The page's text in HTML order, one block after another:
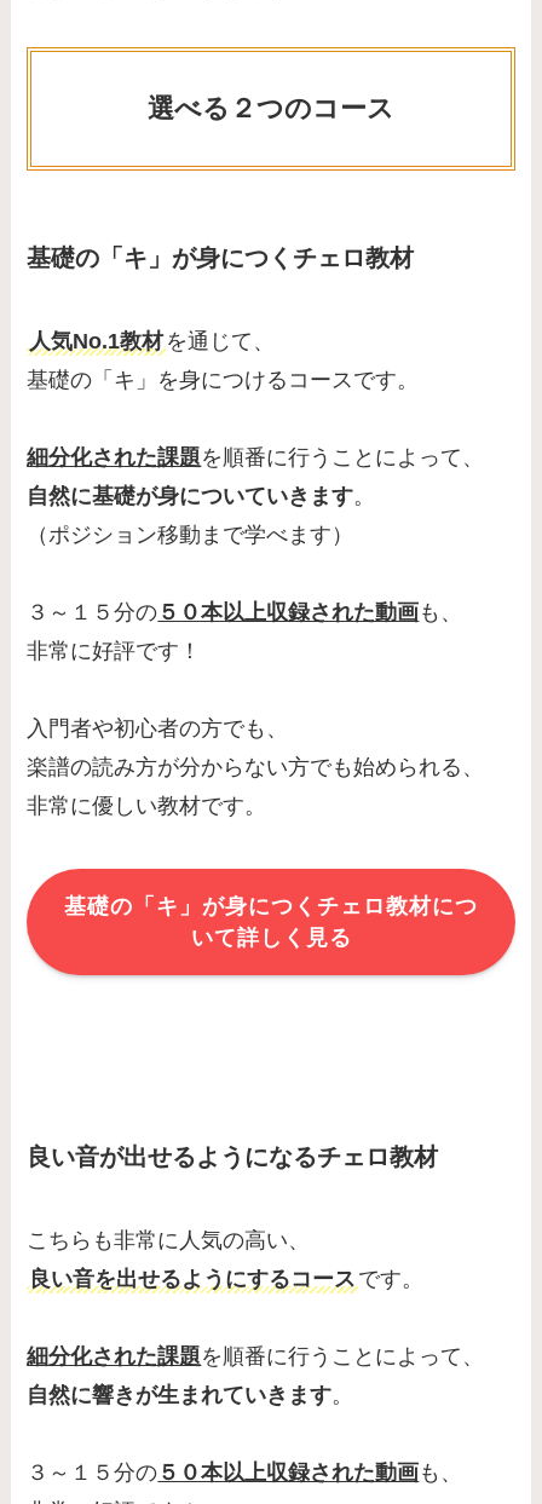
選べる２つのコース
基礎の「キ」が身につくチェロ教材
人気No.1教材を通じて、
基礎の「キ」を身につけるコースです。
細分化された課題を順番に行うことによって、
自然に基礎が身についていきます。
（ポジション移動まで学べます）
３～１５分の ５０本以上収録された動画も、
非常に好評です！
入門者や初心者の方でも、
楽譜の読み方が分からない方でも始められる、
非常に優しい教材です。
基礎の「キ」が身につくチェロ教材につ
いて詳しく見る
良い音が出せるようになるチェロ教材
こちらも非常に人気の高い、
良い音を出せるようにするコース です。
細分化された課題を順番に行うことによって、
自然に響きが生まれていきます。
３～１５分の ５０本以上収録された動画も、